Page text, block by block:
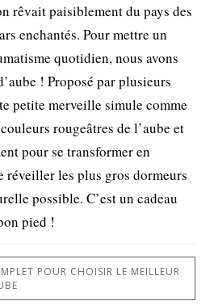
rêvait paisiblement du pays des
enchantés. Pour mettre un
quotidien, nous avons
! Proposé par plusieurs
petite merveille simule comme
rougeâtres de l’aube et
pour se transformer en
réveiller les plus gros dormeurs
possible. C’est un cadeau
pied !
POUR CHOISIR LE MEILLEUR